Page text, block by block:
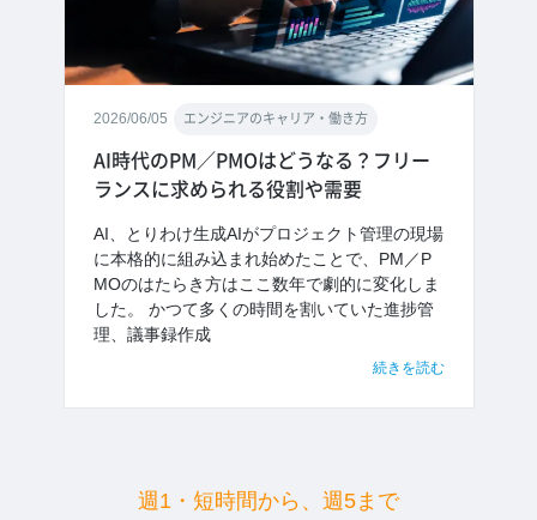
2026/06/05 エンジニアのキャリア・働き方
AI時代のPM／PMOはどうなる？フリー
ランスに求められる役割や需要
AI、とりわけ生成AIがプロジェクト管理の現場
に本格的に組み込まれ始めたことで、PM／P
MOのはたらき方はここ数年で劇的に変化しま
した。 かつて多くの時間を割いていた進捗管
理、議事録作成
続きを読む
週1・短時間から、週5まで